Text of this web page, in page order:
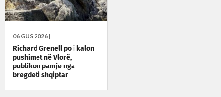
06 GUS 2026 |
Richard Grenell po i kalon
pushimet në Vlorë,
publikon pamje nga
bregdeti shqiptar